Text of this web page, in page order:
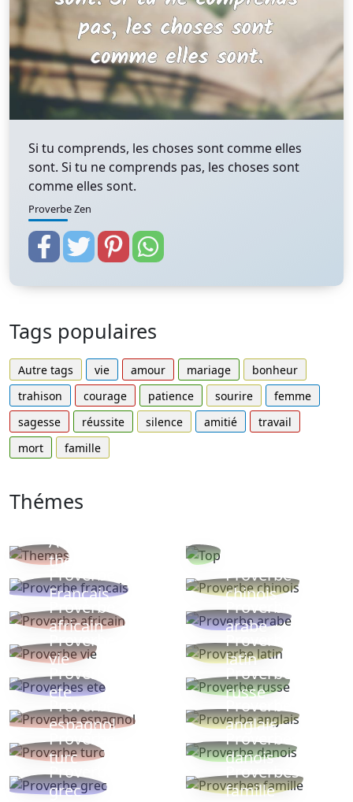
Si tu comprends, les choses sont comme elles
sont. Si tu ne comprends pas, les choses sont
comme elles sont.
Proverbe Zen
Tags populaires
Autre tags vie amour mariage
bonheur
trahison
courage patience sourire
femme
sagesse
réussite silence amitié
travail
mort
famille
Thémes
Autres
thèmes
Proverbe
Français
Proverbe
chinois
Proverbe
africain
Proverbe
arabe
Proverbe
vie
Proverbe
latin
Proverbes
ete
Proverbe
russe
Proverbe
espagnol
Proverbe
anglais
Proverbe
turc
Proverbe
danois
Proverbe
grec
Proverbes
famille